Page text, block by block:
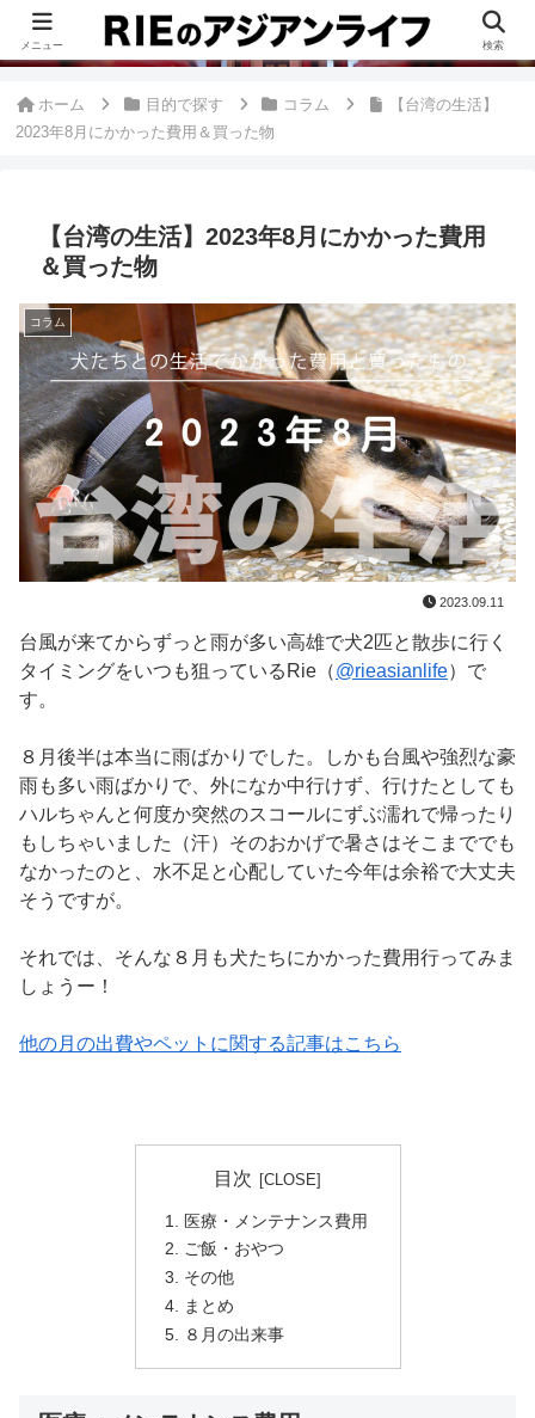
このブログは、台湾が好きすぎて移住したRieがグルメ、観光、生活・ビジネ
ス情報、アジア旅経験などをまとめた台湾ブログです。
ホーム 目的で探す コラム
【台湾の生活】
2023年8月にかかった費用＆買った物
【台湾の生活】2023年8月にかかった費用
＆買った物
コラム
2023.09.11
台風が来てからずっと雨が多い高雄で犬2匹と散歩に行く
タイミングをいつも狙っているRie（@rieasianlife）で
す。
８月後半は本当に雨ばかりでした。しかも台風や強烈な豪
雨も多い雨ばかりで、外になか中行けず、行けたとしても
ハルちゃんと何度か突然のスコールにずぶ濡れで帰ったり
もしちゃいました（汗）そのおかげで暑さはそこまででも
なかったのと、水不足と心配していた今年は余裕で大丈夫
そうですが。
それでは、そんな８月も犬たちにかかった費用行ってみま
しょうー！
他の月の出費やペットに関する記事はこちら
目次
医療・メンテナンス費用
ご飯・おやつ
その他
まとめ
８月の出来事
メニュー 検索